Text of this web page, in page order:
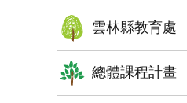
雲林縣教育處
總體課程計畫